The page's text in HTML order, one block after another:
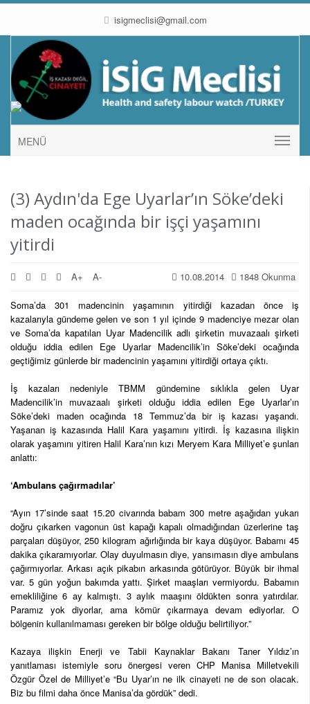
isigmeclisi@gmail.com
MENÜ
(3) Aydın'da Ege Uyarlar’ın Söke’deki
maden ocağında bir işçi yaşamını
yitirdi
1848 Okunma
10.08.2014
A+ A-
Soma’da 301 madencinin yaşamının yitirdiği kazadan önce iş
kazalarıyla gündeme gelen ve son 1 yıl içinde 9 madenciye mezar olan
ve Soma’da kapatılan Uyar Madencilik adlı şirketin muvazaalı şirketi
olduğu iddia edilen Ege Uyarlar Madencilik’in Söke’deki ocağında
geçtiğimiz günlerde bir madencinin yaşamını yitirdiği ortaya çıktı.
İş kazaları nedeniyle TBMM gündemine sıklıkla gelen Uyar
Madencilik’in muvazaalı şirketi olduğu iddia edilen Ege Uyarlar’ın
Söke’deki maden ocağında 18 Temmuz’da bir iş kazası yaşandı.
Yaşanan iş kazasında Halil Kara yaşamını yitirdi. İş kazasına ilişkin
olarak yaşamını yitiren Halil Kara’nın kızı Meryem Kara Milliyet’e şunları
anlattı:
‘Ambulans çağırmadılar’
“Ayın 17’sinde saat 15.20 civarında babam 300 metre aşağıdan yukarı
doğru çıkarken vagonun üst kapağı kapalı olmadığından üzerlerine taş
parçaları düşüyor, 250 kilogram ağırlığında bir kaya düşüyor. Babamı 45
dakika çıkaramıyorlar. Olay duyulmasın diye, yansımasın diye ambulans
çağırmıyorlar. Arkası açık pikabın arkasında götürüyor. Büyük bir ihmal
var. 5 gün yoğun bakımda yattı. Şirket maaşları vermiyordu. Babamın
emekliliğine 6 ay kalmıştı. 3 aylık maaşını öldükten sonra yatırdılar.
Paramız yok diyorlar, ama kömür çıkarmaya devam ediyorlar. O
bölgenin kullanılmaması gereken bir bölge olduğu belirtiliyor.”
Kazaya ilişkin Enerji ve Tabii Kaynaklar Bakanı Taner Yıldız’ın
yanıtlaması istemiyle soru önergesi veren CHP Manisa Milletvekili
Özgür Özel de Milliyet’e “Bu Uyar’ın ne ilk cinayeti ne de son olacak.
Biz bu filmi daha önce Manisa’da gördük” dedi.